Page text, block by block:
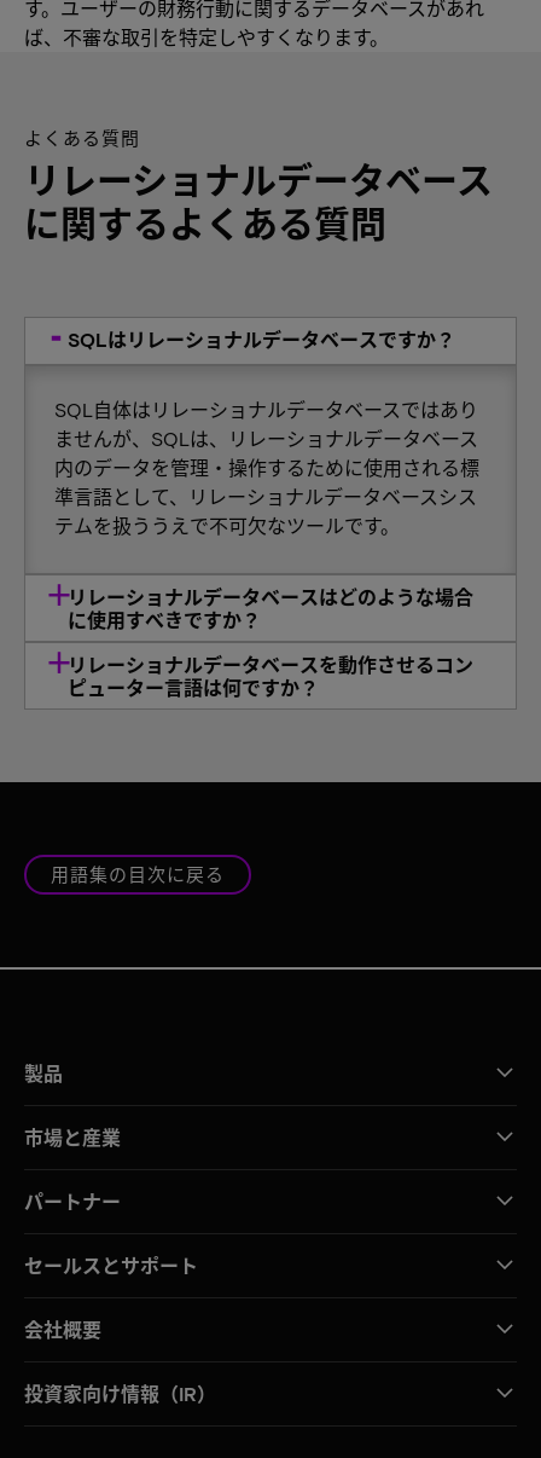
す。ユーザーの財務行動に関するデータベースがあれ
ば、不審な取引を特定しやすくなります。
よくある質問
リレーショナルデータベース
に関するよくある質問
SQLはリレーショナルデータベースですか？
SQL自体はリレーショナルデータベースではあり
ませんが、SQLは、リレーショナルデータベース
内のデータを管理・操作するために使用される標
準言語として、リレーショナルデータベースシス
テムを扱ううえで不可欠なツールです。
リレーショナルデータベースはどのような場合
に使用すべきですか？
リレーショナルデータベースを動作させるコン
ピューター言語は何ですか？
用語集の目次に戻る
製品
市場と産業
パートナー
セールスとサポート
会社概要
投資家向け情報（IR）